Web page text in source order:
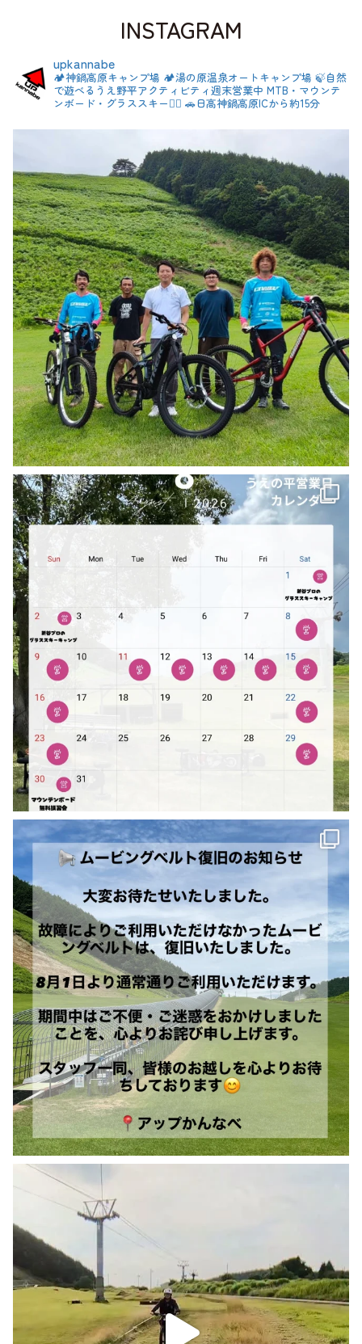
INSTAGRAM
upkannabe
🏕️神鍋高原キャンプ場 🏕湯の原温泉オートキャンプ場 🍃自然
で遊べるうえ野平アクティビティ週末営業中 MTB・マウンテ
ンボード・グラススキー🚴‍♂️ 🚗日高神鍋高原ICから約15分